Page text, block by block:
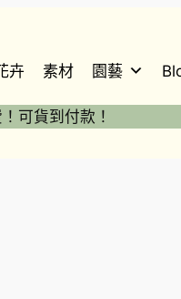
卉 素材 園藝
可貨到付款！